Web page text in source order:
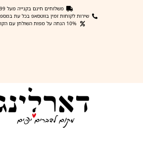
משלוחים חינם בקנייה מעל 299 ₪
שירות לקוחות זמין בווטסאפ בכל עת במספר 0549005334
10% הנחה על מפות השולחן עם הקופון: mapa